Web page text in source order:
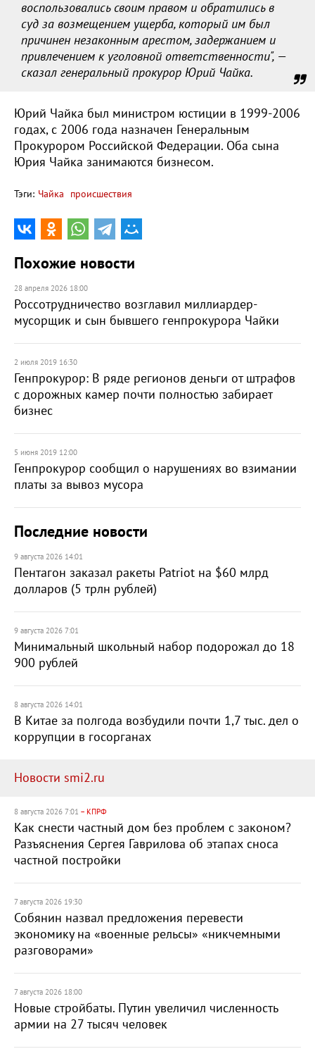
воспользовались своим правом и обратились в
суд за возмещением ущерба, который им был
причинен незаконным арестом, задержанием и
привлечением к уголовной ответственности", —
сказал генеральный прокурор Юрий Чайка.
Юрий Чайка был министром юстиции в 1999-2006
годах, с 2006 года назначен Генеральным
Прокурором Российской Федерации. Оба сына
Юрия Чайка занимаются бизнесом.
Тэги: Чайка происшествия
Похожие новости
28 апреля 2026 18:00
Россотрудничество возглавил миллиардер-
мусорщик и сын бывшего генпрокурора Чайки
2 июля 2019 16:30
Генпрокурор: В ряде регионов деньги от штрафов
с дорожных камер почти полностью забирает
бизнес
5 июня 2019 12:00
Генпрокурор сообщил о нарушениях во взимании
платы за вывоз мусора
Последние новости
9 августа 2026 14:01
Пентагон заказал ракеты Patriot на $60 млрд
долларов (5 трлн рублей)
9 августа 2026 7:01
Минимальный школьный набор подорожал до 18
900 рублей
8 августа 2026 14:01
В Китае за полгода возбудили почти 1,7 тыс. дел о
коррупции в госорганах
Новости smi2.ru
8 августа 2026 7:01 – КПРФ
Как снести частный дом без проблем с законом?
Разъяснения Сергея Гаврилова об этапах сноса
частной постройки
7 августа 2026 19:30
Собянин назвал предложения перевести
экономику на «военные рельсы» «никчемными
разговорами»
7 августа 2026 18:00
Новые стройбаты. Путин увеличил численность
армии на 27 тысяч человек